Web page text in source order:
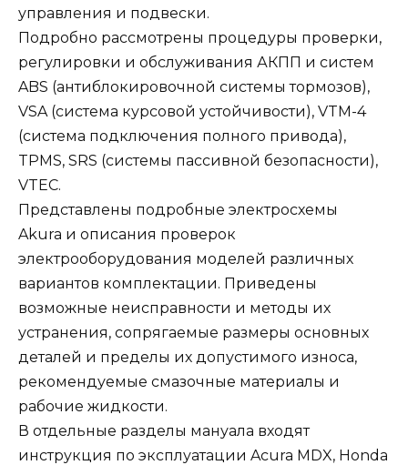
управления и подвески.
Подробно рассмотрены процедуры проверки,
регулировки и обслуживания АКПП и систем
ABS (антиблокировочной системы тормозов),
VSA (система курсовой устойчивости), VTM-4
(система подключения полного привода),
TPMS, SRS (системы пассивной безопасности),
VTEC.
Представлены подробные электросхемы
Akura и описания проверок
электрооборудования моделей различных
вариантов комплектации. Приведены
возможные неисправности и методы их
устранения, сопрягаемые размеры основных
деталей и пределы их допустимого износа,
рекомендуемые смазочные материалы и
рабочие жидкости.
В отдельные разделы мануала входят
инструкция по эксплуатации Acura MDX, Honda